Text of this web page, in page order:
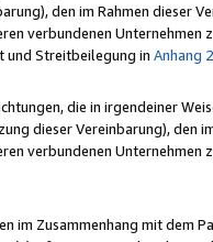
den im Rahmen dieser
verbundenen
und Streitbeilegung in Anhang 2
die in irgendeiner
dieser Vereinbarung), den
verbundenen
im Zusammenhang mit dem